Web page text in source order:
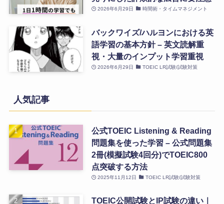
2026年6月29日 時間術・タイムマネジメント
バックワイズ/ハルヨンにおける英
語学習の基本方針 – 英文読解重
視・大量のインプット学習重視
2026年6月29日 TOEIC LR試験/試験対策
人気記事
公式TOEIC Listening & Reading
問題集を使った学習 – 公式問題集
2冊(模擬試験4回分)でTOEIC800
点突破する方法
2025年11月12日 TOEIC LR試験/試験対策
TOEIC公開試験とIP試験の違い｜